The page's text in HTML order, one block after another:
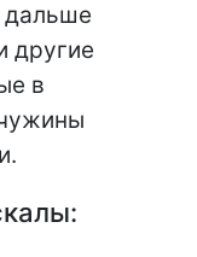
дальше
другие
в